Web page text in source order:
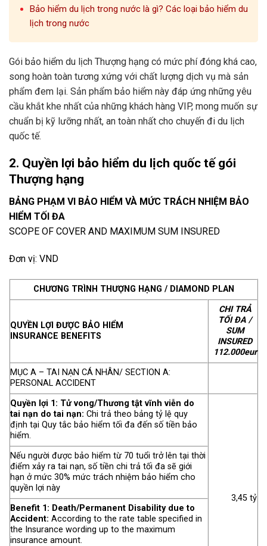
Bảo hiểm du lịch trong nước là gì? Các loại bảo hiểm du
lịch trong nước
Gói bảo hiểm du lịch Thượng hạng có mức phí đóng khá cao,
song hoàn toàn tương xứng với chất lượng dịch vụ mà sản
phẩm đem lại. Sản phẩm bảo hiểm này đáp ứng những yêu
cầu khắt khe nhất của những khách hàng VIP, mong muốn sự
chuẩn bị kỹ lưỡng nhất, an toàn nhất cho chuyến đi du lịch
quốc tế.
2. Quyền lợi bảo hiểm du lịch quốc tế gói
Thượng hạng
BẢNG PHẠM VI BẢO HIỂM VÀ MỨC TRÁCH NHIỆM BẢO
HIỂM TỐI ĐA
SCOPE OF COVER AND MAXIMUM SUM INSURED
Đơn vị: VND
CHƯƠNG TRÌNH THƯỢNG HẠNG / DIAMOND PLAN
QUYỀN LỢI ĐƯỢC BẢO HIỂM
INSURANCE BENEFITS
CHI TRẢ
TỐI ĐA /
SUM
INSURED
112.000eur
MỤC A – TAI NẠN CÁ NHÂN/ SECTION A:
PERSONAL ACCIDENT
Quyền lợi 1: Tử vong/Thương tật vĩnh viễn do
tai nạn do tai nạn: Chi trả theo bảng tỷ lệ quy
định tại Quy tắc bảo hiểm tối đa đến số tiền bảo
hiểm.
3,45 tỷ
Nếu người được bảo hiểm từ 70 tuổi trở lên tại thời
điểm xảy ra tai nạn, số tiền chi trả tối đa sẽ giới
hạn ở mức 30% mức trách nhiệm bảo hiểm cho
quyền lợi này
Benefit 1: Death/Permanent Disability due to
Accident: According to the rate table specified in
the Insurance wording up to the maximum
insurance amount.